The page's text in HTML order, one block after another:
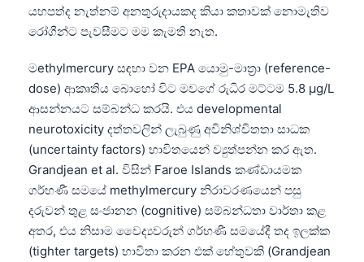
යහපත්ද නැත්නම් අනතුරුදායකද කියා කතාවක් නොමැතිව
රෝගීන්ට පැවසීමට මම කැමති නැත.
මethylmercury සඳහා වන EPA යොමු-මාත්‍රා (reference-
dose) ආකෘතිය බොහෝ විට මවගේ රුධිර මට්ටම 5.8 µg/L
ආසන්නයට සම්බන්ධ කරයි. එය developmental
neurotoxicity දත්තවලින් ලැබුණු අවිනිශ්චිතතා සාධක
(uncertainty factors) භාවිතයෙන් ව්‍යුත්පන්න කර ඇත.
Grandjean et al. විසින් Faroe Islands කණ්ඩායමක
ගර්භණී සමයේ methylmercury නිරාවරණයෙන් පසු
දරුවන් තුළ සංජානන (cognitive) සම්බන්ධතා වාර්තා කළ
අතර, එය නිසාම වෛද්‍යවරුන් ගර්භණී සමයේදී තද ඉලක්ක
(tighter targets) භාවිතා කරන එක් හේතුවකි (Grandjean